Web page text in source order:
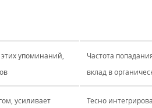
упоминаний,
Частота
вклад в
усиливает
Тесно